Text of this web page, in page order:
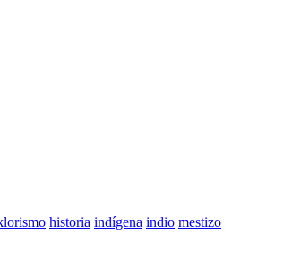
historia indígena indio mestizo